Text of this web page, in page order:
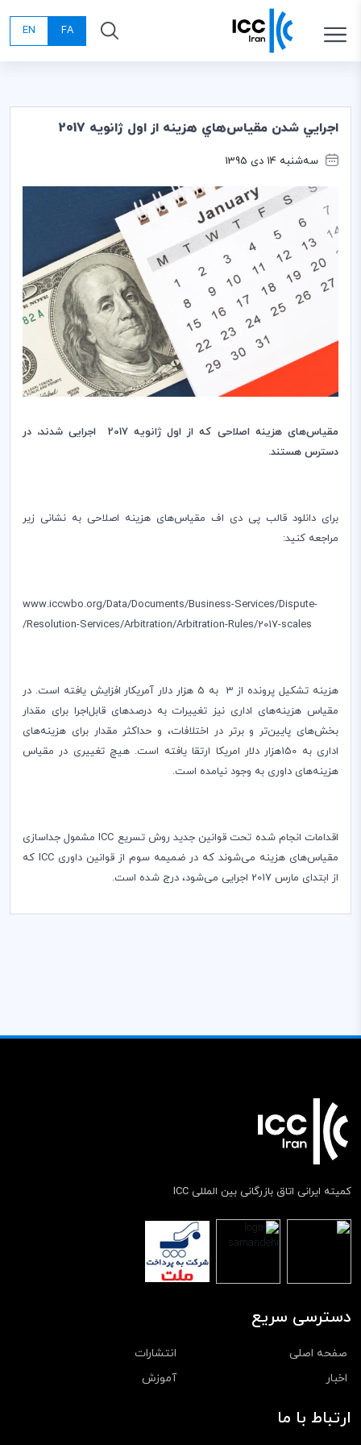
FA
EN
اجرايي شدن مقياس‌هاي هزينه از اول ژانويه 2017
سه‌شنبه 14 دی 1395
مقیاس‌های هزینه‌ اصلاحی که از اول ژانویه 2017 اجرایی شدند، در
دسترس هستند.
برای دانلود قالب پی دی اف مقیاس‌های هزینه‌ اصلاحی به نشانی زیر
مراجعه کنید:
www.iccwbo.org/Data/Documents/Business-Services/Dispute-
Resolution-Services/Arbitration/Arbitration-Rules/2017-scales
/
هزینه تشکیل پرونده از 3 به 5 هزار دلار آمریکار افزایش یافته است. در
مقیاس هزینه‌های اداری نیز تغییرات به درصدهای قابل‌اجرا برای مقدار
بخش‌های پایینتر و برتر در اختلافات، و حداکثر مقدار برای هزینه‌های
اداری به 150هزار دلار امریکا ارتقا یافته است. هیچ تغییری در مقیاس
هزینه‌های داوری به وجود نیامده است.
اقدامات انجام شده تحت قوانین جدید روش تسریع ICCمشمول جداسازی
مقیاس‌های هزینه می‌شوند که در ضمیمه سوم از قوانین داوری ICC که
از ابتدای مارس 2017 اجرایی می‌شود، درج شده است.
کمیته ایرانی اتاق بازرگانی بین المللی ICC
دسترسی سریع
صفحه اصلی
انتشارات
اخبار
آموزش
ارتباط با ما